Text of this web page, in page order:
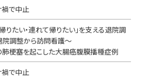
で中止
りたい・連れて帰りたい」を支える退院調
院調整から訪問看護～
梗塞を起こした大腸癌腹膜播種症例
で中止